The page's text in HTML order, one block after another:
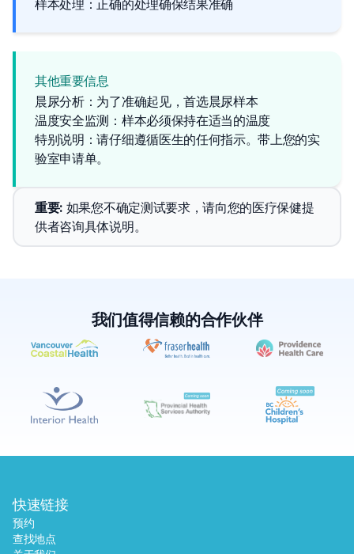
样本处理：正确的处理确保结果准确
其他重要信息
晨尿分析：为了准确起见，首选晨尿样本
温度安全监测：样本必须保持在适当的温度
特别说明：请仔细遵循医生的任何指示。带上您的实
验室申请单。
重要: 如果您不确定测试要求，请向您的医疗保健提
供者咨询具体说明。
我们值得信赖的合作伙伴
快速链接
预约
查找地点